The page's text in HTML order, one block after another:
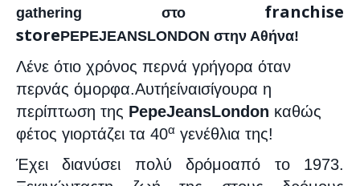
gathering στο franchise
storePEPEJEANSLONDON στην Αθήνα!
Λένε ότιο χρόνος περνά γρήγορα όταν
περνάς όμορφα.Αυτήείναισίγουρα η
περίπτωση της PepeJeansLondon καθώς
φέτος γιορτάζει τα 40α γενέθλια της!
Έχει διανύσει πολύ δρόμοαπό το 1973.